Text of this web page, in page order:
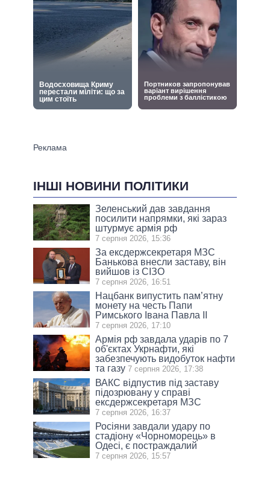
ІНШІ НОВИНИ ПОЛІТИКИ
Зеленський дав завдання
посилити напрямки, які зараз
штурмує армія рф
7 серпня 2026, 15:36
За ексдержсекретаря МЗС
Банькова внесли заставу, він
вийшов із СІЗО
7 серпня 2026, 16:51
Нацбанк випустить пам’ятну
монету на честь Папи
Римського Івана Павла II
7 серпня 2026, 17:10
Армія рф завдала ударів по 7
об'єктах Укрнафти, які
забезпечують видобуток нафти
та газу 7 серпня 2026, 17:38
ВАКС відпустив під заставу
підозрювану у справі
ексдержсекретаря МЗС
7 серпня 2026, 16:37
Росіяни завдали удару по
стадіону «Чорноморець» в
Одесі, є постраждалий
7 серпня 2026, 15:57